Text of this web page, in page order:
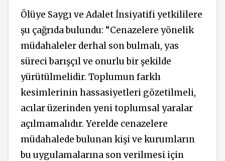
Ölüye Saygı ve Adalet İnsiyatifi yetkililere
şu çağrıda bulundu: “Cenazelere yönelik
müdahaleler derhal son bulmalı, yas
süreci barışçıl ve onurlu bir şekilde
yürütülmelidir. Toplumun farklı
kesimlerinin hassasiyetleri gözetilmeli,
acılar üzerinden yeni toplumsal yaralar
açılmamalıdır. Yerelde cenazelere
müdahalede bulunan kişi ve kurumların
bu uygulamalarına son verilmesi için